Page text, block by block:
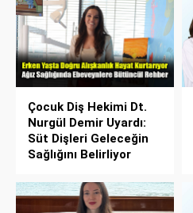
Çocuk Diş Hekimi Dt.
Nurgül Demir Uyardı:
Süt Dişleri Geleceğin
Sağlığını Belirliyor